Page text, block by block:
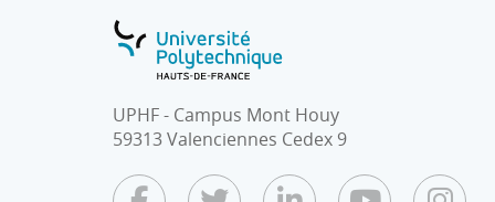
UPHF - Campus Mont Houy
59313 Valenciennes Cedex 9